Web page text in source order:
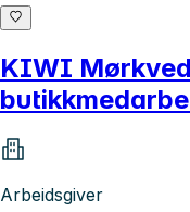
KIWI
Arbeidsgiver